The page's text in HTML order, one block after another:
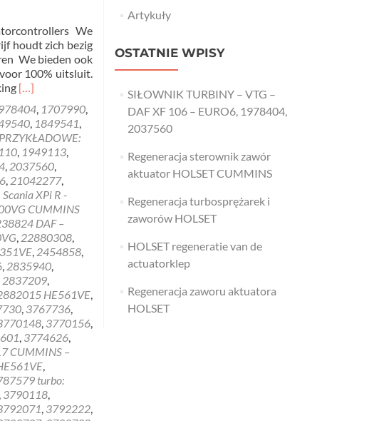
We
houdt zich bezig
We bieden ook
100% uitsluit.
Read
about
HOLSET
regeneratie
van
de
actuatorklep
[…]
, 1707990,
, 1849541,
, 1949113,
, 2037560,
, 21042277,
XPi R -
CUMMINS
DAF –
, 22880308,
, 2454858,
, 2835940,
2837209,
HE561VE,
, 3767736,
, 3770156,
, 3774626,
CUMMINS –
,
turbo:
, 3790118,
, 3792222,
Artykuły
OSTATNIE WPISY
SIŁOWNIK TURBINY – VTG –
DAF XF 106 – EURO6, 1978404,
2037560
Regeneracja sterownik zawór
aktuator HOLSET CUMMINS
Regeneracja turbosprężarek i
zaworów HOLSET
HOLSET regeneratie van de
actuatorklep
Regeneracja zaworu aktuatora
HOLSET